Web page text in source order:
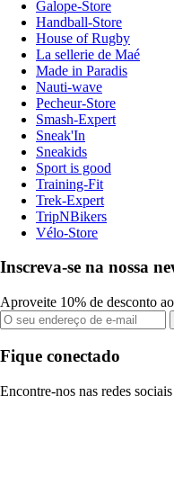
Galope-Store
Handball-Store
House of Rugby
La sellerie de Maé
Made in Paradis
Nauti-wave
Pecheur-Store
Smash-Expert
Sneak'In
Sneakids
Sport is good
Training-Fit
Trek-Expert
TripNBikers
Vélo-Store
Inscreva-se na nossa
Aproveite 10% de desconto
Fique conectado
Encontre-nos nas redes sociais